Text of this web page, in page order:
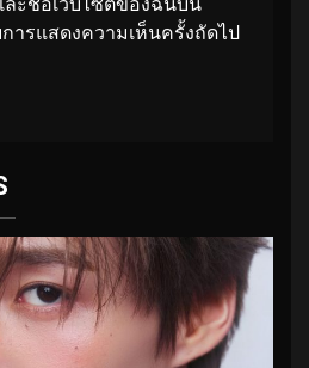
การแสดงความเห็นครั้งถัดไป